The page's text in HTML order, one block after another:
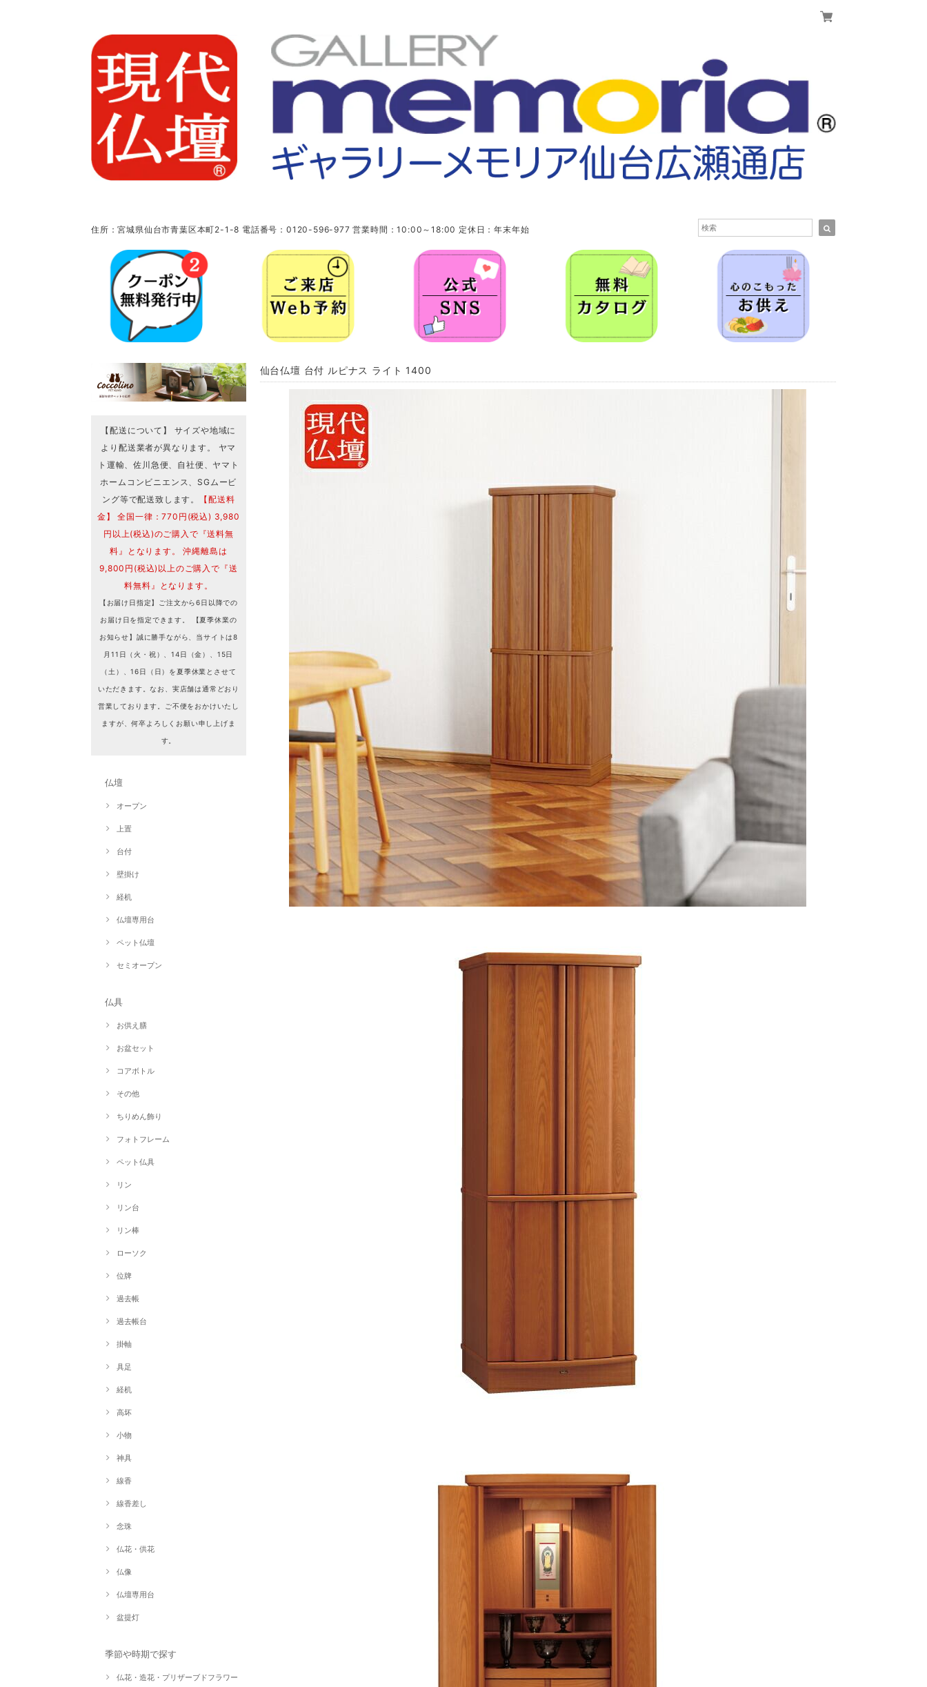
住所：宮城県仙台市青葉区本町2-1-8 電話番号：0120-596-977 営業時間：10:00～18:00 定休日：年末年始
【配送について】 サイズや地域に
より配送業者が異なります。 ヤマ
ト運輸、佐川急便、自社便、ヤマト
ホームコンビニエンス、SGムービ
ング等で配送致します。
【配送料
金】 全国一律：770円(税込) 3,980
円以上(税込)のご購入で『送料無
料』となります。 沖縄離島は
9,800円(税込)以上のご購入で『送
料無料』となります。
【お届け日指定】ご注文から6日以降での
お届け日を指定できます。 【夏季休業の
お知らせ】誠に勝手ながら、当サイトは8
月11日（火・祝）、14日（金）、15日
（土）、16日（日）を夏季休業とさせて
いただきます。なお、実店舗は通常どおり
営業しております。ご不便をおかけいたし
ますが、何卒よろしくお願い申し上げま
す。
仏壇
オープン
上置
台付
壁掛け
経机
仏壇専用台
ペット仏壇
セミオープン
仏具
お供え膳
お盆セット
コアボトル
その他
ちりめん飾り
フォトフレーム
ペット仏具
リン
リン台
リン棒
ローソク
位牌
過去帳
過去帳台
掛軸
具足
経机
高坏
小物
神具
線香
線香差し
念珠
仏花・供花
仏像
仏壇専用台
盆提灯
季節や時期で探す
仏花・造花・プリザーブドフラワー
仙台仏壇 台付 ルピナス ライト 1400